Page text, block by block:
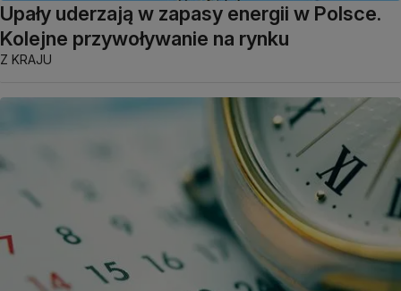
Upały uderzają w zapasy energii w Polsce.
Kolejne przywoływanie na rynku
Z KRAJU